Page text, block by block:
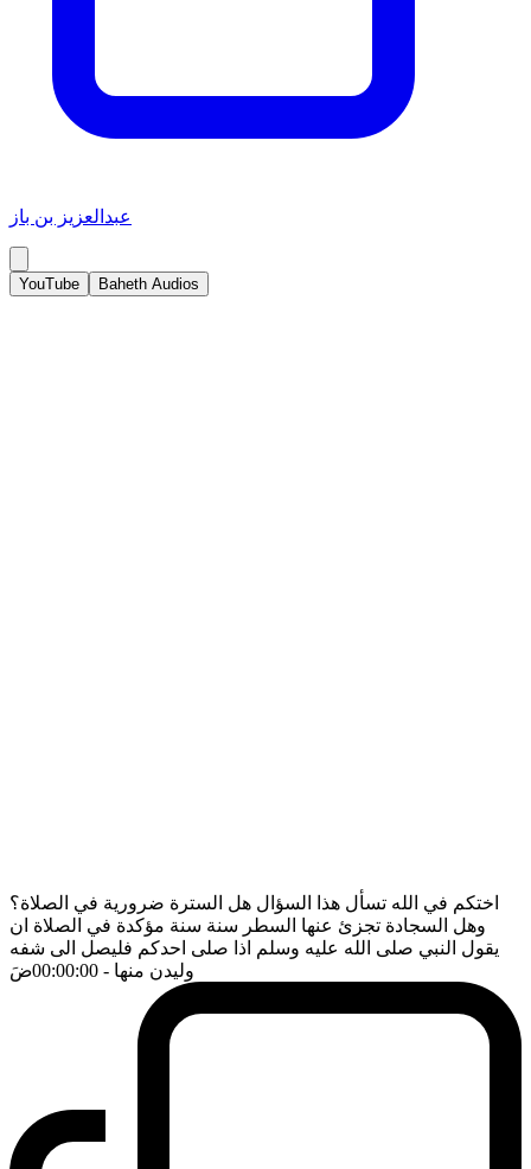
عبدالعزيز بن باز
YouTube Baheth Audios
اختكم في الله تسأل هذا السؤال هل السترة ضرورية في الصلاة؟
وهل السجادة تجزئ عنها السطر سنة سنة مؤكدة في الصلاة ان
يقول النبي صلى الله عليه وسلم اذا صلى احدكم فليصل الى شفه
وليدن منها - 00:00:00 ضَ